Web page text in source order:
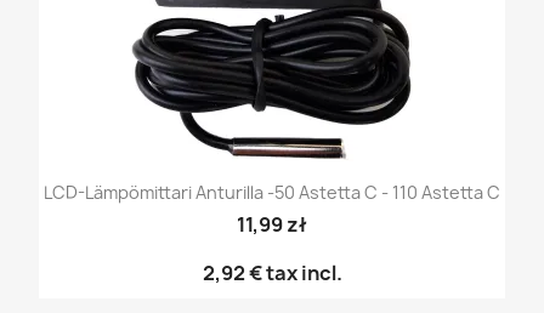
LCD-Lämpömittari Anturilla -50 Astetta C - 110 Astetta C
11,99 zł
2,92 €tax incl.